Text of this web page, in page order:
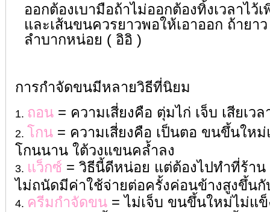
ออกต้องเบามือถ้าไม่ออกต้องทิ้งเวลาไว้
และเส้นขนควรยาวพอให้เอาออก ถ้ายา
ลำบากหน่อย ( อิอิ )
การกำจัดขนมีหลายวิธีที่นิยม
ถอน = ความเสี่ยงคือ ตุ่มไก่ เจ็บ เสียเว
โกน = ความเสี่ยงคือ เป็นตอ ขนขึ้นให
โกนนาน ใต้วงแขนคล้ำลง
แว็กซ์ = วิธีนี้ดีหน่อย แต่ต้องไปทำที่ร้าน
ไม่ถนัดมีค่าใช้จ่ายต่อครั้งค่อนข้างสูงขึ้นกั
ครีมกำจัดขน = ไม่เจ็บ ขนขึ้นใหม่ไม่แข็